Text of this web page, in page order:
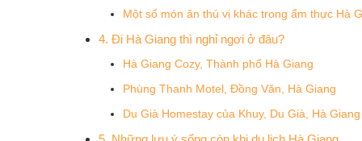
Một số món ăn thú vị khác trong ẩm thực Hà
4. Đi Hà Giang thì nghỉ ngơi ở đâu?
Hà Giang Cozy, Thành phố Hà Giang
Phùng Thanh Motel, Đồng Văn, Hà Giang
Du Già Homestay của Khuy, Du Già, Hà Giang